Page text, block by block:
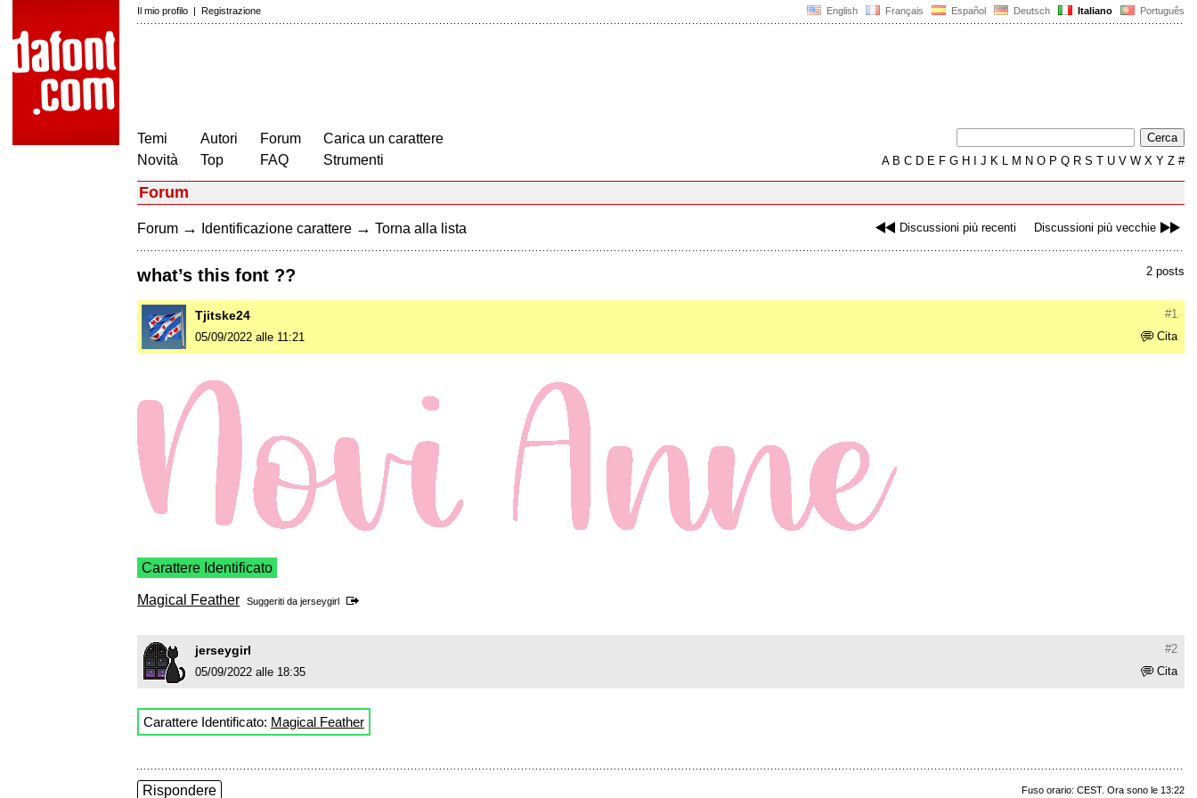
English Français Español Deutsch Italiano Português
Il mio profilo | Registrazione
Temi
Novità
Autori
Top
Forum
FAQ
Carica un carattere
Strumenti
AB C D E F G H J K L M N O P Q R S T U V W X Y Z #
Forum
Discussioni più recenti Discussioni più vecchie
Forum → Identificazione carattere → Torna alla lista
2 posts
what’s this font ??
#1
Tjitske24
Cita
05/09/2022 alle 11:21
Carattere Identificato
Magical Feather Suggeriti da jerseygirl
#2
jerseygirl
Cita
05/09/2022 alle 18:35
Carattere Identificato: Magical Feather
Fuso orario: CEST. Ora sono le 13:22
Rispondere